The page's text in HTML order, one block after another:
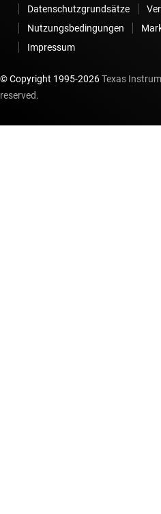
Datenschutzgrundsätze
Nutzungsbedingungen
Impressum
© Copyright 1995-2026Texas
reserved.